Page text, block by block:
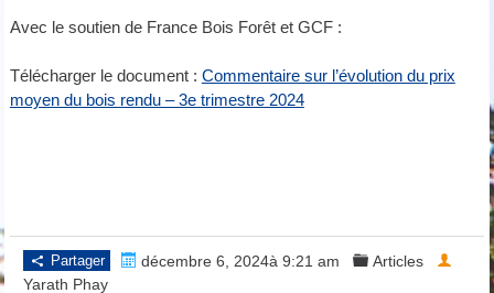
Avec le soutien de France Bois Forêt et GCF :
Télécharger le document : Commentaire sur l’évolution du prix
moyen du bois rendu – 3e trimestre 2024
Partager décembre 6, 2024à 9:21 am
Articles
Yarath Phay